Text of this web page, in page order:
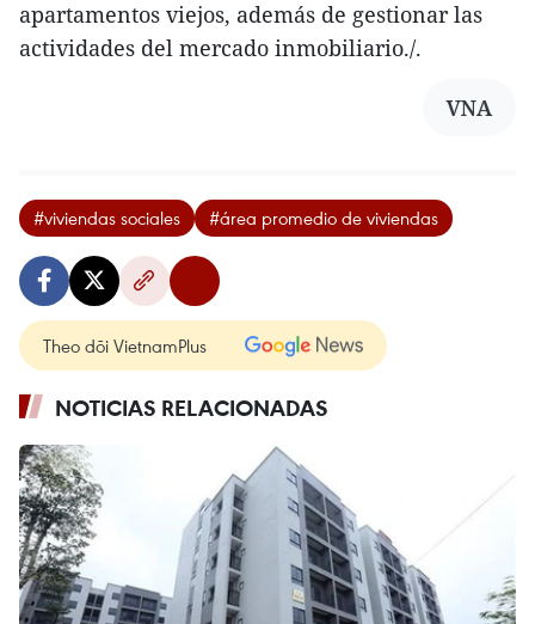
apartamentos viejos, además de gestionar las
actividades del mercado inmobiliario./.
VNA
#viviendas sociales #área promedio de viviendas
Theo dõi VietnamPlus
NOTICIAS RELACIONADAS